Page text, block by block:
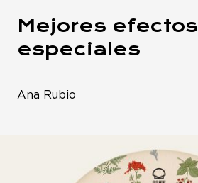
Mejores efectos
especiales
Ana Rubio